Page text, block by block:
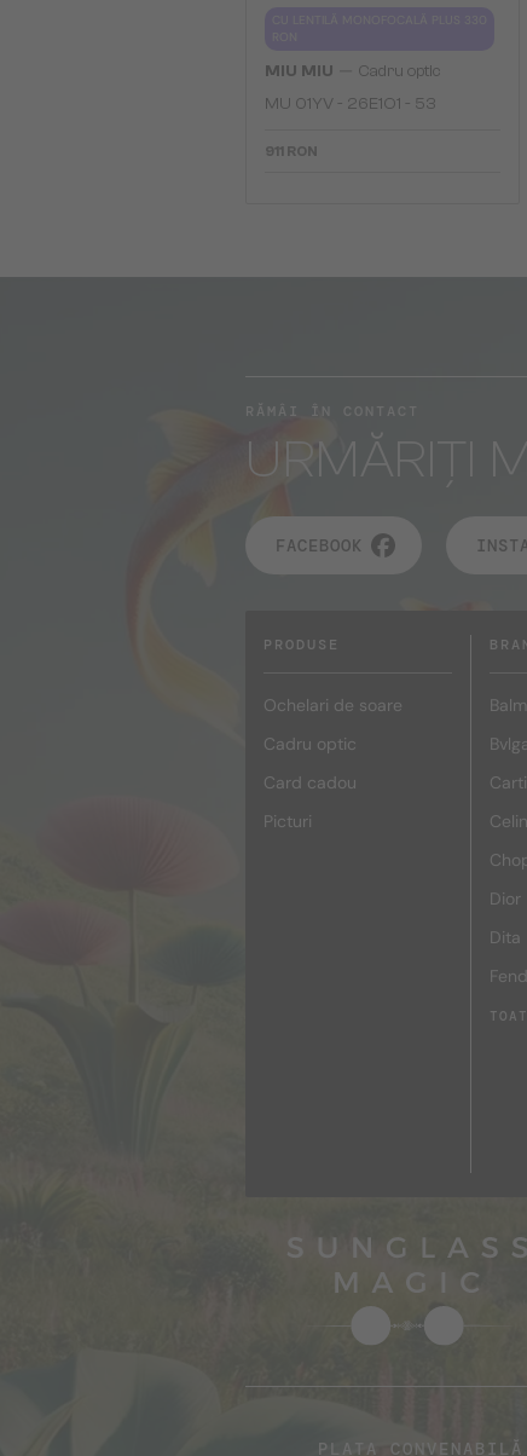
MIU MIU
Cadru optic
MU 01YV - 26E1O1 - 53
911 RON
RĂMÂI ÎN CONTACT
URMĂRIȚI
FACEBOOK
PRODUSE
Ochelari de soare
Cadru optic
Card cadou
Picturi
Dior
Dita
PLATA